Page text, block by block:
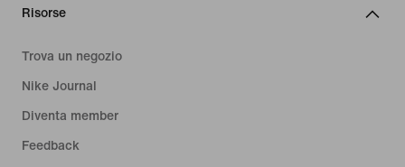
Risorse
Trova un negozio
Nike Journal
Diventa member
Feedback